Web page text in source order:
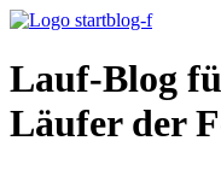
Lauf-Blog
Läufer der